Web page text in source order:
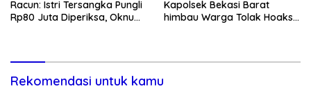
Racun: Istri Tersangka Pungli
Rp80 Juta Diperiksa, Oknum
Kapolsek Bekasi Barat
himbau Warga Tolak Hoaks
Rekomendasi untuk kamu